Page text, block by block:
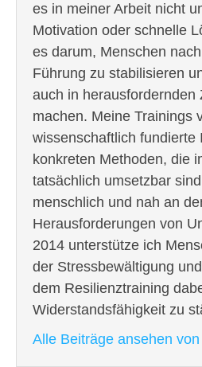
es in meiner Arbeit nicht
Motivation oder schnelle
es darum, Menschen
Führung zu stabilisieren
auch in herausfordernden
machen. Meine Trainings
wissenschaftlich fundierte
konkreten Methoden, die
tatsächlich umsetzbar
menschlich und nah an
Herausforderungen von
2014 unterstütze ich
der Stressbewältigung
dem Resilienztraining
Widerstandsfähigkeit zu
Alle Beiträge ansehen von